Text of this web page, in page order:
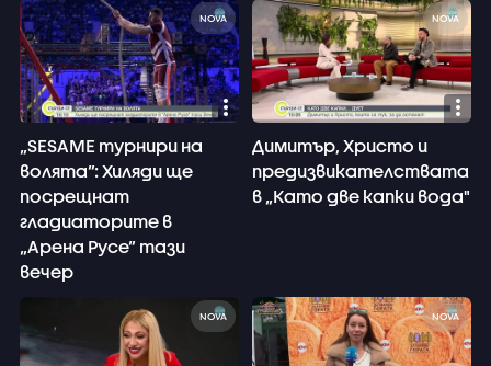
NOVA
„SESAME турнири на
волята”: Хиляди ще
посрещнат
гладиаторите в
„Арена Русе” тази
вечер
NOVA
Димитър, Христо и
предизвикателствата
в „Като две капки вода"
NOVA NOVA